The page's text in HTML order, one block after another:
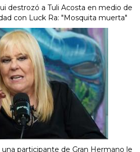
destrozó a Tuli Acosta en medio de
con Luck Ra: "Mosquita muerta"
participante de Gran Hermano le